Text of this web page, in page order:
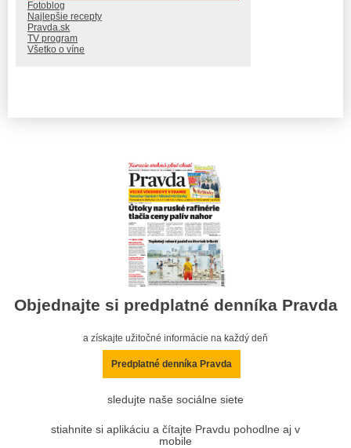
Fotoblog
Najlepšie recepty
Pravda.sk
TV program
Všetko o víne
Objednajte si predplatné denníka Pravda
a získajte užitočné informácie na každý deň
Predplatné denníka Pravda
sledujte naše sociálne siete
stiahnite si aplikáciu a čítajte Pravdu pohodlne aj v
mobile